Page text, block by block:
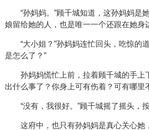
“孙妈妈。”顾千城知道，这孙妈妈是
娘留给她的人，也是唯一一个还跟在她身
“大小姐？”孙妈妈连忙回头，吃惊的
是怎么了？”
孙妈妈慌忙上前，拉着顾千城的手上
出什么事了？你身上可有伤着？可有哪里
“没有，我很好。”顾千城摇了摇头，
这府中，也只有孙妈妈是真心关心她